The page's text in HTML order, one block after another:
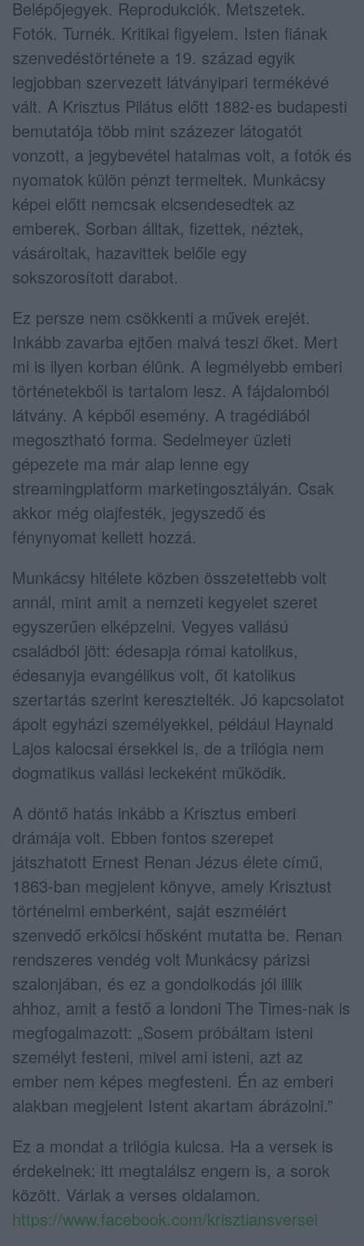
Belépőjegyek. Reprodukciók. Metszetek.
Fotók. Turnék. Kritikai figyelem. Isten fiának
szenvedéstörténete a 19. század egyik
legjobban szervezett látványipari termékévé
vált. A Krisztus Pilátus előtt 1882-es budapesti
bemutatója több mint százezer látogatót
vonzott, a jegybevétel hatalmas volt, a fotók és
nyomatok külön pénzt termeltek. Munkácsy
képei előtt nemcsak elcsendesedtek az
emberek. Sorban álltak, fizettek, néztek,
vásároltak, hazavittek belőle egy
sokszorosított darabot.
Ez persze nem csökkenti a művek erejét.
Inkább zavarba ejtően maivá teszi őket. Mert
mi is ilyen korban élünk. A legmélyebb emberi
történetekből is tartalom lesz. A fájdalomból
látvány. A képből esemény. A tragédiából
megosztható forma. Sedelmeyer üzleti
gépezete ma már alap lenne egy
streamingplatform marketingosztályán. Csak
akkor még olajfesték, jegyszedő és
fénynyomat kellett hozzá.
Munkácsy hitélete közben összetettebb volt
annál, mint amit a nemzeti kegyelet szeret
egyszerűen elképzelni. Vegyes vallású
családból jött: édesapja római katolikus,
édesanyja evangélikus volt, őt katolikus
szertartás szerint keresztelték. Jó kapcsolatot
ápolt egyházi személyekkel, például Haynald
Lajos kalocsai érsekkel is, de a trilógia nem
dogmatikus vallási leckeként működik.
A döntő hatás inkább a Krisztus emberi
drámája volt. Ebben fontos szerepet
játszhatott Ernest Renan Jézus élete című,
1863-ban megjelent könyve, amely Krisztust
történelmi emberként, saját eszméiért
szenvedő erkölcsi hősként mutatta be. Renan
rendszeres vendég volt Munkácsy párizsi
szalonjában, és ez a gondolkodás jól illik
ahhoz, amit a festő a londoni The Times-nak is
megfogalmazott: „Sosem próbáltam isteni
személyt festeni, mivel ami isteni, azt az
ember nem képes megfesteni. Én az emberi
alakban megjelent Istent akartam ábrázolni.”
Ez a mondat a trilógia kulcsa. Ha a versek is
érdekelnek: itt megtalálsz engem is, a sorok
között. Várlak a verses oldalamon.
https://www.facebook.com/krisztiansversei